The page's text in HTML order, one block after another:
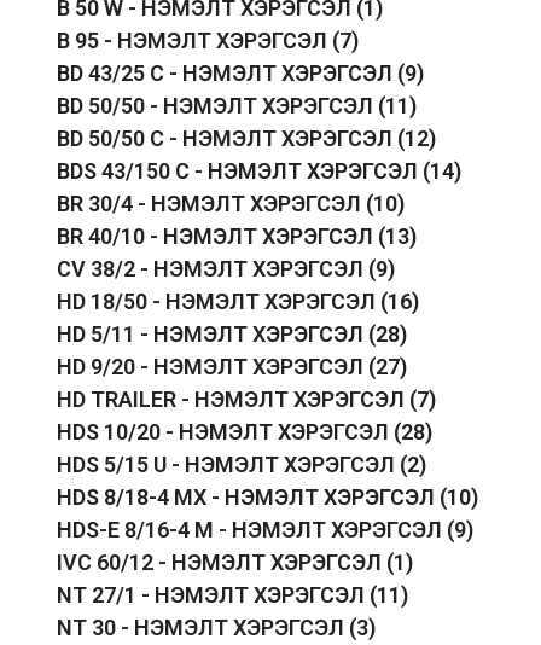
B 50 W - НЭМЭЛТ ХЭРЭГСЭЛ (1)
B 95 - НЭМЭЛТ ХЭРЭГСЭЛ (7)
BD 43/25 C - НЭМЭЛТ ХЭРЭГСЭЛ (9)
BD 50/50 - НЭМЭЛТ ХЭРЭГСЭЛ (11)
BD 50/50 C - НЭМЭЛТ ХЭРЭГСЭЛ (12)
BDS 43/150 C - НЭМЭЛТ ХЭРЭГСЭЛ (14)
BR 30/4 - НЭМЭЛТ ХЭРЭГСЭЛ (10)
BR 40/10 - НЭМЭЛТ ХЭРЭГСЭЛ (13)
CV 38/2 - НЭМЭЛТ ХЭРЭГСЭЛ (9)
HD 18/50 - НЭМЭЛТ ХЭРЭГСЭЛ (16)
HD 5/11 - НЭМЭЛТ ХЭРЭГСЭЛ (28)
HD 9/20 - НЭМЭЛТ ХЭРЭГСЭЛ (27)
HD TRAILER - НЭМЭЛТ ХЭРЭГСЭЛ (7)
HDS 10/20 - НЭМЭЛТ ХЭРЭГСЭЛ (28)
HDS 5/15 U - НЭМЭЛТ ХЭРЭГСЭЛ (2)
HDS 8/18-4 MX - НЭМЭЛТ ХЭРЭГСЭЛ (10)
HDS-E 8/16-4 M - НЭМЭЛТ ХЭРЭГСЭЛ (9)
IVC 60/12 - НЭМЭЛТ ХЭРЭГСЭЛ (1)
NT 27/1 - НЭМЭЛТ ХЭРЭГСЭЛ (11)
NT 30 - НЭМЭЛТ ХЭРЭГСЭЛ (3)